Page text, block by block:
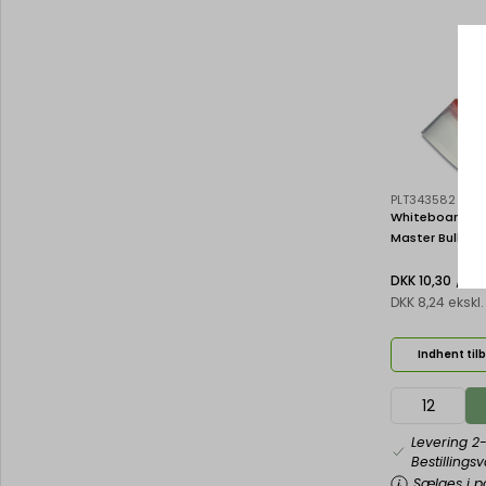
PLT343582
Whiteboard
Master Bullet
VBM-O
DKK 10,30 / Stk
DKK 8,24
Indhent
Levering